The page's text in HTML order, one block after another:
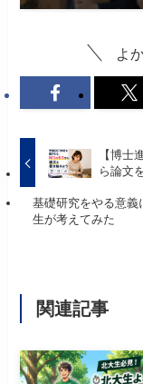
よ
【博士
ら論文
基礎研究をやる意義
生が考えてみた
関連記事